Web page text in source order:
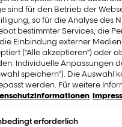
sind für den Betrieb der
so für die Analyse des
bestimmter Services, die
Einbindung externer
("Alle akzeptieren") oder
Individuelle Anpassungen
speichern"). Die Auswahl
werden. Für weitere
erforderlich